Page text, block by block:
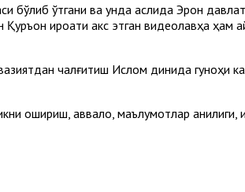
бўлиб ўтгани ва унда аслида Эрон
қироати акс этган видеолавҳа ҳам
чалғитиш Ислом динида гуноҳи
ошириш, аввало, маълумотлар аниқлиги,